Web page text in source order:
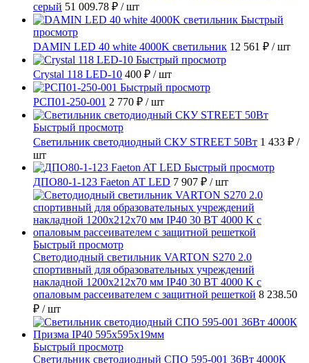
серый 51 009.78 ₽ / шт
Быстрый
просмотр
DAMIN LED 40 white 4000K светильник 12 561 ₽ / шт
Быстрый просмотр
Crystal 118 LED-10 400 ₽ / шт
Быстрый просмотр
РСП01-250-001 2 770 ₽ / шт
Быстрый просмотр
Светильник светодиодный СКУ STREET 50Вт 1 433 ₽ /
шт
Быстрый просмотр
ДПО80-1-123 Faeton AT LED 7 907 ₽ / шт
Быстрый просмотр
Светодиодный светильник VARTON S270 2.0
спортивный для образовательных учреждений
накладной 1200х212х70 мм IP40 30 ВТ 4000 K с
опаловым рассеивателем с защитной решеткой 8 238.50
₽ / шт
Быстрый просмотр
Светильник светодиодный СПО 595-001 36Вт 4000К